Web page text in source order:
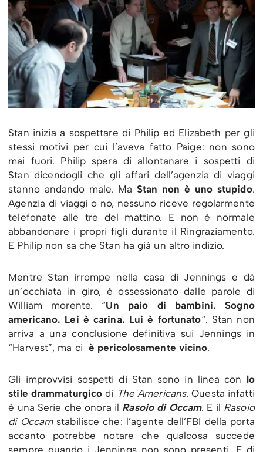
Stan inizia a sospettare di Philip ed Elizabeth per gli
stessi motivi per cui l’aveva fatto Paige: non sono
mai fuori. Philip spera di allontanare i sospetti di
Stan dicendogli che gli affari dell’agenzia di viaggi
stanno andando male. MaStan non è uno stupido.
Agenzia di viaggi o no, nessuno riceve regolarmente
telefonate alle tre del mattino. E non è normale
abbandonare i propri figli durante il Ringraziamento.
E Philip non sa che Stan ha già un altro indizio.
Mentre Stan irrompe nella casa di Jennings e dà
un’occhiata in giro, è ossessionato dalle parole di
William morente. “Un paio di bambini. Sogno
americano. Lei è carina. Lui è fortunato“. Stan non
arriva a una conclusione definitiva sui Jennings in
“Harvest”, ma ciè pericolosamente vicino.
Gli improvvisi sospetti di Stan sono in linea con lo
stile drammaturgico di The Americans. Questa infatti
è una Serie che onora il Rasoio di Occam. E il Rasoio
di Occamstabilisce che: l’agente dell’FBI della porta
accanto potrebbe notare che qualcosa succede